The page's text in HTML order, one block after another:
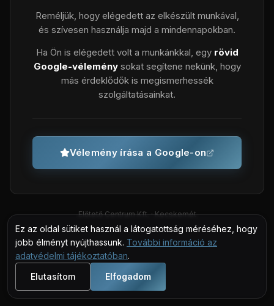
Ez az oldal sütiket használ a látogatottság méréséhez, hogy
jobb élményt nyújthassunk. További információ az
adatvédelmi tájékoztatóban.
Elutasítom
Elfogadom
Reméljük, hogy elégedett az elkészült munkával,
és szívesen használja majd a mindennapokban.
Ha Ön is elégedett volt a munkánkkal, egy rövid
Google-vélemény sokat segítene nekünk, hogy
más érdeklődők is megismerhessék
szolgáltatásainkat.
Vélemény írása a Google-on
Előtető Centrum Kft. · Kecskemét